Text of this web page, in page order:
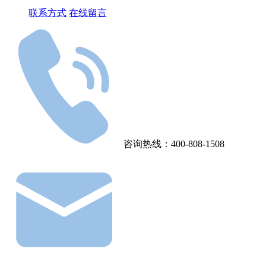
联系方式 在线留言
咨询热线：400-808-1508